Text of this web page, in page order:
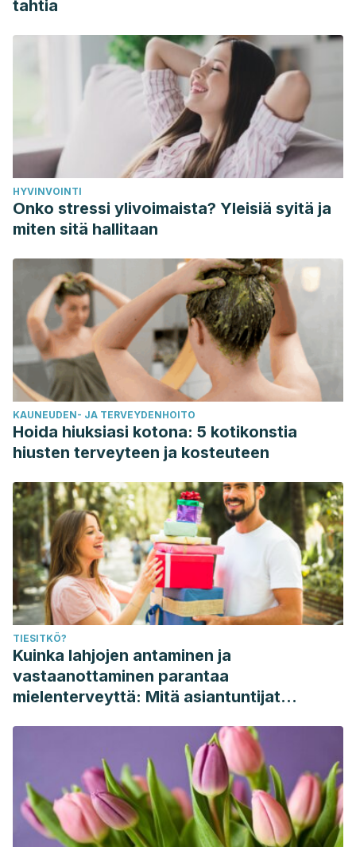
tahtia
HYVINVOINTI
Onko stressi ylivoimaista? Yleisiä syitä ja
miten sitä hallitaan
KAUNEUDEN- JA TERVEYDENHOITO
Hoida hiuksiasi kotona: 5 kotikonstia
hiusten terveyteen ja kosteuteen
TIESITKÖ?
Kuinka lahjojen antaminen ja
vastaanottaminen parantaa
mielenterveyttä: Mitä asiantuntijat